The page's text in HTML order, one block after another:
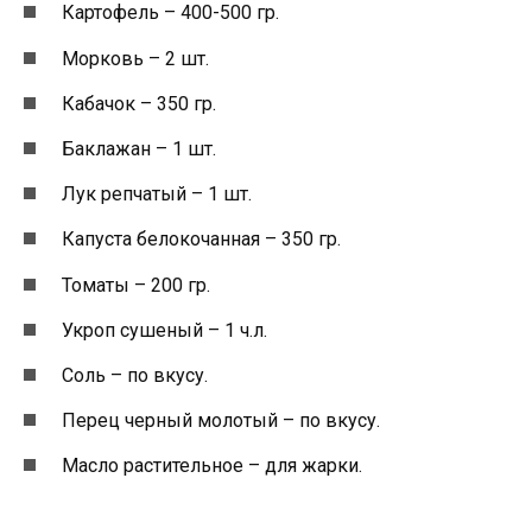
Картофель – 400-500 гр.
Морковь – 2 шт.
Кабачок – 350 гр.
Баклажан – 1 шт.
Лук репчатый – 1 шт.
Капуста белокочанная – 350 гр.
Томаты – 200 гр.
Укроп сушеный – 1 ч.л.
Соль – по вкусу.
Перец черный молотый – по вкусу.
Масло растительное – для жарки.